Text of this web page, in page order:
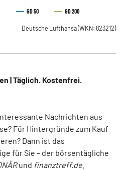
GD 50 GD 200
Deutsche Lufthansa(WKN: 823212)
| Täglich. Kostenfrei.
Nachrichten aus
Für Hintergründe zum Kauf
Dann ist das
für Sie – der börsentägliche
und finanztreff.de